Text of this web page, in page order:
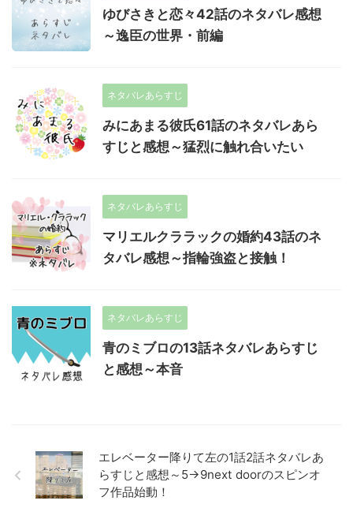
ゆびさきと恋々42話のネタバレ感想
～逸臣の世界・前編
ネタバレあらすじ
みにあまる彼氏61話のネタバレあら
すじと感想～猛烈に触れ合いたい
ネタバレあらすじ
マリエルクララックの婚約43話のネ
タバレ感想～指輪強盗と接触！
ネタバレあらすじ
青のミブロの13話ネタバレあらすじ
と感想～本音
エレベーター降りて左の1話2話ネタバレあ
らすじと感想～5→9next doorのスピンオ
フ作品始動！